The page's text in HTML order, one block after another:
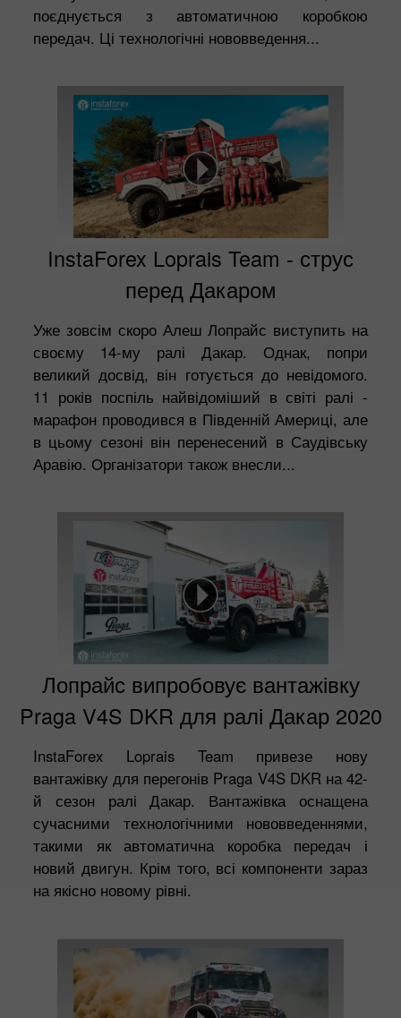
поєднується з автоматичною коробкою
передач. Ці технологічні нововведення...
InstaForex Loprais Team - струс
перед Дакаром
Уже зовсім скоро Алеш Лопрайс виступить на
своєму 14-му ралі Дакар. Однак, попри
великий досвід, він готується до невідомого.
11 років поспіль найвідоміший в світі ралі -
марафон проводився в Південній Америці, але
в цьому сезоні він перенесений в Саудівську
Аравію. Організатори також внесли...
Лопрайс випробовує вантажівку
Praga V4S DKR для ралі Дакар 2020
InstaForex Loprais Team привезе нову
вантажівку для перегонів Praga V4S DKR на 42-
й сезон ралі Дакар. Вантажівка оснащена
сучасними технологічними нововведеннями,
такими як автоматична коробка передач і
новий двигун. Крім того, всі компоненти зараз
на якісно новому рівні.